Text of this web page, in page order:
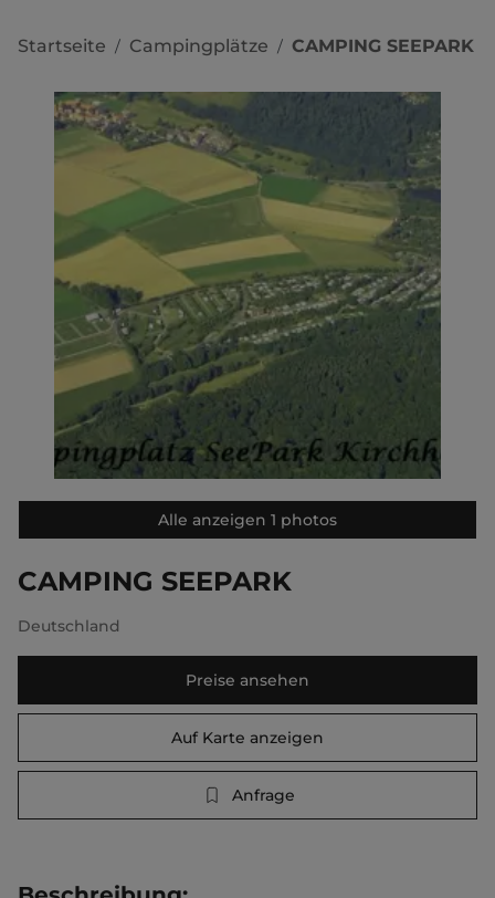
Startseite / Campingplätze / CAMPING SEEPARK
Alle anzeigen 1 photos
CAMPING SEEPARK
Deutschland
Preise ansehen
Auf Karte anzeigen
Anfrage